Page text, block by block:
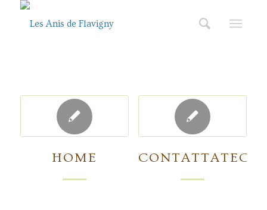
HOME CONTATTATECI